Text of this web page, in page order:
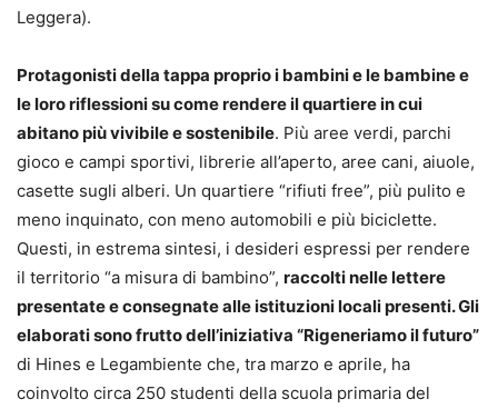
Leggera).
Protagonisti della tappa proprio i bambini e le bambine e
le loro riflessioni su come rendere il quartiere in cui
abitano più vivibile e sostenibile. Più aree verdi, parchi
gioco e campi sportivi, librerie all’aperto, aree cani, aiuole,
casette sugli alberi. Un quartiere “rifiuti free”, più pulito e
meno inquinato, con meno automobili e più biciclette.
Questi, in estrema sintesi, i desideri espressi per rendere
il territorio “a misura di bambino”, raccolti nelle lettere
presentate e consegnate alle istituzioni locali presenti. Gli
elaborati sono frutto dell’iniziativa “Rigeneriamo il futuro”
di Hines e Legambiente che, tra marzo e aprile, ha
coinvolto circa 250 studenti della scuola primaria del